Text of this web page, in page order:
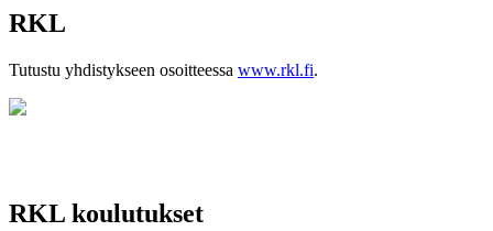
RKL
Tutustu yhdistykseen osoitteessa www.rkl.fi.
RKL koulutukset